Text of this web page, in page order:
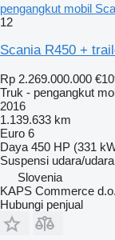
pengangkut mobil
12
Scania R450 +
Rp 2.269.000.000
Truk - pengangkut
2016
1.139.633 km
Euro 6
Daya 450 HP (331
Suspensi udara/udara
Slovenia
KAPS Commerce
Hubungi penjual